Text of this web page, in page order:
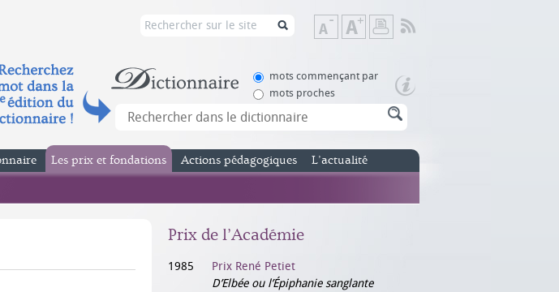
Diminuer
la
de
Augmenter
la
de
mots commençant par
mots proches
Les prix et fondations Actions pédagogiques L’actualité
Prix de l’Académie
1985
Prix René Petiet
D’Elbée ou l’Épiphanie sanglante